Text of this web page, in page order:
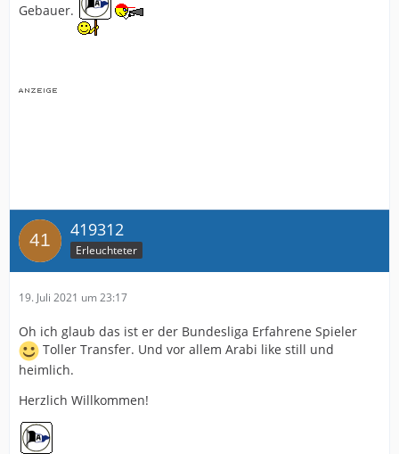
Gebauer.
419312
Erleuchteter
19. Juli 2021 um 23:17
Oh ich glaub das ist er der Bundesliga Erfahrene Spieler
Toller Transfer. Und vor allem Arabi like still und
heimlich.
Herzlich Willkommen!